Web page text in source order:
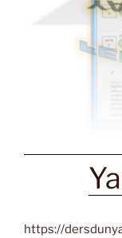
https://